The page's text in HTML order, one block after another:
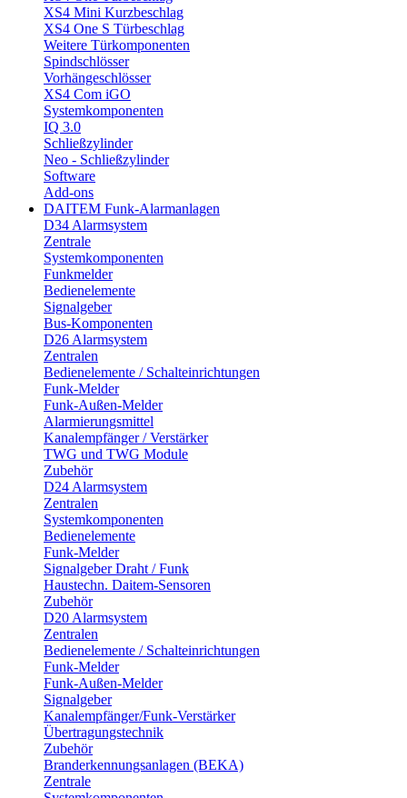
XS4 Mini Kurzbeschlag
XS4 One S Türbeschlag
Weitere Türkomponenten
Spindschlösser
Vorhängeschlösser
XS4 Com iGO
Systemkomponenten
IQ 3.0
Schließzylinder
Neo - Schließzylinder
Software
Add-ons
DAITEM Funk-Alarmanlagen
D34 Alarmsystem
Zentrale
Systemkomponenten
Funkmelder
Bedienelemente
Signalgeber
Bus-Komponenten
D26 Alarmsystem
Zentralen
Bedienelemente / Schalteinrichtungen
Funk-Melder
Funk-Außen-Melder
Alarmierungsmittel
Kanalempfänger / Verstärker
TWG und TWG Module
Zubehör
D24 Alarmsystem
Zentralen
Systemkomponenten
Bedienelemente
Funk-Melder
Signalgeber Draht / Funk
Haustechn. Daitem-Sensoren
Zubehör
D20 Alarmsystem
Zentralen
Bedienelemente / Schalteinrichtungen
Funk-Melder
Funk-Außen-Melder
Signalgeber
Kanalempfänger/Funk-Verstärker
Übertragungstechnik
Zubehör
Branderkennungsanlagen (BEKA)
Zentrale